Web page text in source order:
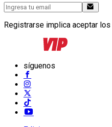
Registrarse implica aceptar los
síguenos